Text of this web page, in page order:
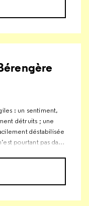
: un sentiment,
détruits ; une
déstabilisée
pourtant pas dans